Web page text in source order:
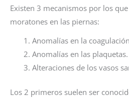
Existen 3 mecanismos por los
moratones en las piernas:
Anomalías en la
Anomalías en las plaquetas.
Alteraciones de los vasos
Los 2 primeros suelen ser